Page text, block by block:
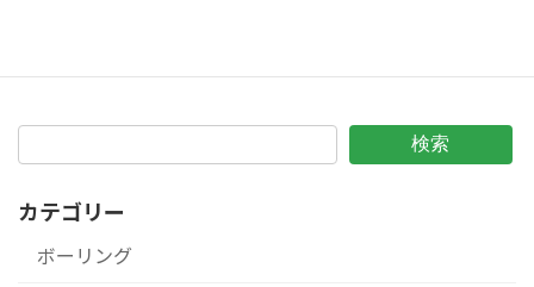
2025年12月21日
検索
カテゴリー
ボーリング